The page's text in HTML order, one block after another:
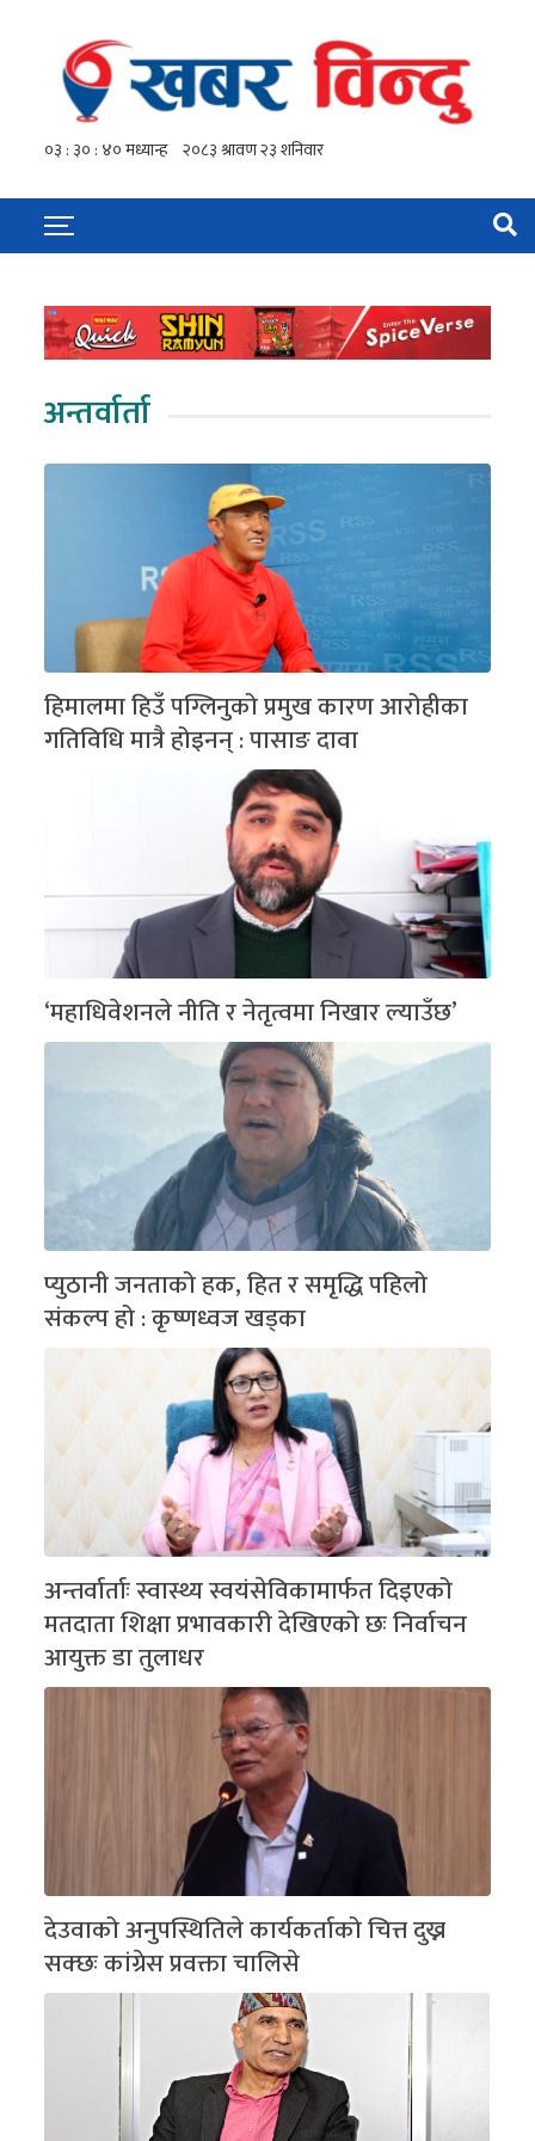
अन्तर्वार्ता
हिमालमा हिउँ पग्लिनुको प्रमुख कारण आरोहीका
गतिविधि मात्रै होइनन् : पासाङ दावा
‘महाधिवेशनले नीति र नेतृत्वमा निखार ल्याउँछ’
प्युठानी जनताको हक, हित र समृद्धि पहिलो
संकल्प हो : कृष्णध्वज खड्का
अन्तर्वार्ताः स्वास्थ्य स्वयंसेविकामार्फत दिइएको
मतदाता शिक्षा प्रभावकारी देखिएको छः निर्वाचन
आयुक्त डा तुलाधर
देउवाको अनुपस्थितिले कार्यकर्ताको चित्त दुख्न
सक्छः कांग्रेस प्रवक्ता चालिसे